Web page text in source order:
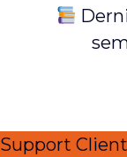
Support Client